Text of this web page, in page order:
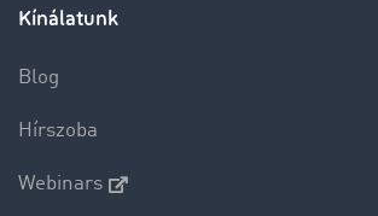
Kínálatunk
Blog
Hírszoba
Webinars